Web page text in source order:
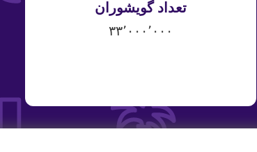
تعداد گویشوران
۳۳٬۰۰۰٬۰۰۰